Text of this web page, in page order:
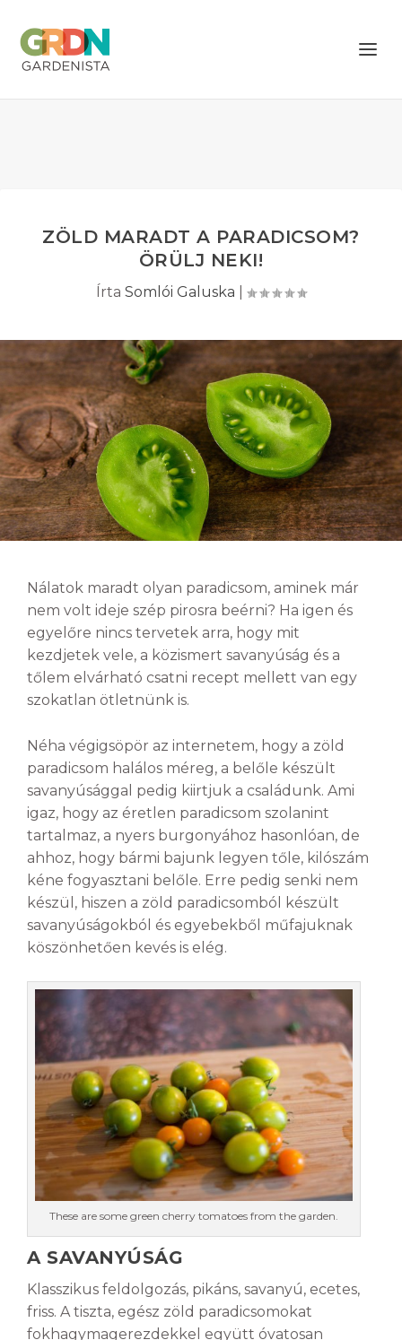
ZÖLD MARADT A PARADICSOM?
ÖRÜLJ NEKI!
Írta Somlói Galuska
Nálatok maradt olyan paradicsom, aminek már
nem volt ideje szép pirosra beérni? Ha igen és
egyelőre nincs tervetek arra, hogy mit
kezdjetek vele, a közismert savanyúság és a
tőlem elvárható csatni recept mellett van egy
szokatlan ötletnünk is.
Néha végigsöpör az internetem, hogy a zöld
paradicsom halálos méreg, a belőle készült
savanyúsággal pedig kiirtjuk a családunk. Ami
igaz, hogy az éretlen paradicsom szolanint
tartalmaz, a nyers burgonyához hasonlóan, de
ahhoz, hogy bármi bajunk legyen tőle, kilószám
kéne fogyasztani belőle. Erre pedig senki nem
készül, hiszen a zöld paradicsomból készült
savanyúságokból és egyebekből műfajuknak
köszönhetően kevés is elég.
These are some green cherry tomatoes from the garden.
A SAVANYÚSÁG
Klasszikus feldolgozás, pikáns, savanyú, ecetes,
friss. A tiszta, egész zöld paradicsomokat
fokhagymagerezdekkel együtt óvatosan